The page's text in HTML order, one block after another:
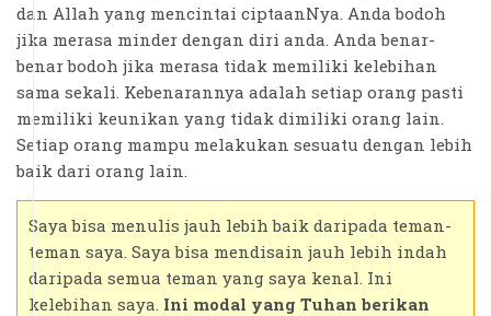
dan Allah yang mencintai ciptaanNya. Anda bodoh
jika merasa minder dengan diri anda. Anda benar-
benar bodoh jika merasa tidak memiliki kelebihan
sama sekali. Kebenarannya adalah setiap orang pasti
memiliki keunikan yang tidak dimiliki orang lain.
Setiap orang mampu melakukan sesuatu dengan lebih
baik dari orang lain.
Saya bisa menulis jauh lebih baik daripada teman-
teman saya. Saya bisa mendisain jauh lebih indah
daripada semua teman yang saya kenal. Ini
kelebihan saya. Ini modal yang Tuhan berikan